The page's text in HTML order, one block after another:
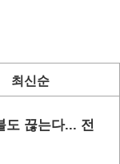
최신순
도 끊는다... 전